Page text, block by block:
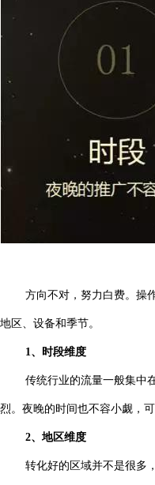
方向不对，努力白费。操作
地区、设备和季节。
1、时段维度
传统行业的流量一般集中在
烈。夜晚的时间也不容小觑，
2、地区维度
转化好的区域并不是很多，